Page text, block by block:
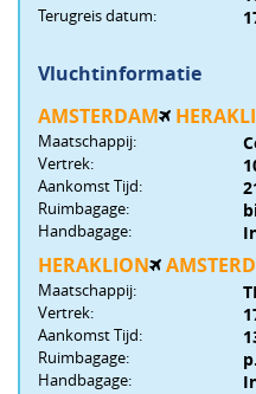
2.826
3.073
3.319
3.504
3.688
Terugreis datum:
Vluchtinformatie
AMSTERDAM
Maatschappij:
Vertrek:
Aankomst Tijd:
Ruimbagage:
Handbagage:
HERAKLION
Maatschappij:
Vertrek:
Aankomst Tijd:
Ruimbagage:
Handbagage: